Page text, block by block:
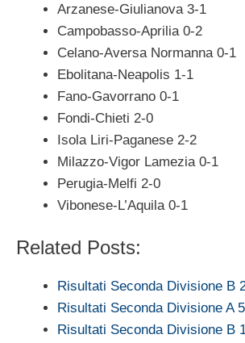
Arzanese-Giulianova 3-1
Campobasso-Aprilia 0-2
Celano-Aversa Normanna 0-1
Ebolitana-Neapolis 1-1
Fano-Gavorrano 0-1
Fondi-Chieti 2-0
Isola Liri-Paganese 2-2
Milazzo-Vigor Lamezia 0-1
Perugia-Melfi 2-0
Vibonese-L’Aquila 0-1
Related Posts:
Risultati Seconda Divisione B
Risultati Seconda Divisione A
Risultati Seconda Divisione B